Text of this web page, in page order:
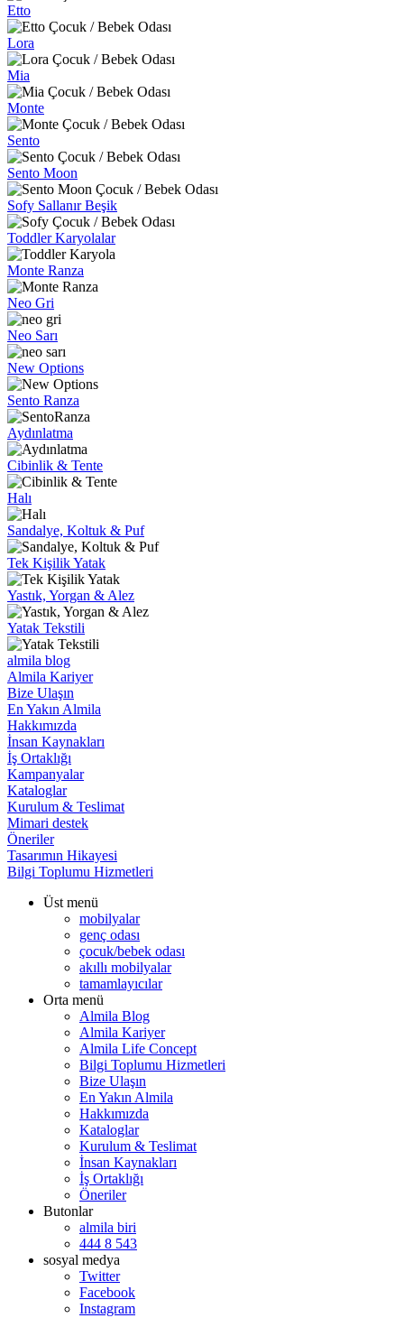
Etto
Lora
Mia
Monte
Sento
Sento Moon
Sofy Sallanır Beşik
Toddler Karyolalar
Monte Ranza
Neo Gri
Neo Sarı
New Options
Sento Ranza
Aydınlatma
Cibinlik & Tente
Halı
Sandalye, Koltuk & Puf
Tek Kişilik Yatak
Yastık, Yorgan & Alez
Yatak Tekstili
almila blog
Almila Kariyer
Bize Ulaşın
En Yakın Almila
Hakkımızda
İnsan Kaynakları
İş Ortaklığı
Kampanyalar
Kataloglar
Kurulum & Teslimat
Mimari destek
Öneriler
Tasarımın Hikayesi
Bilgi Toplumu Hizmetleri
Üst menü
mobilyalar
genç odası
çocuk/bebek odası
akıllı mobilyalar
tamamlayıcılar
Orta menü
Almila Blog
Almila Kariyer
Almila Life Concept
Bilgi Toplumu Hizmetleri
Bize Ulaşın
En Yakın Almila
Hakkımızda
Kataloglar
Kurulum & Teslimat
İnsan Kaynakları
İş Ortaklığı
Öneriler
Butonlar
almila biri
444 8 543
sosyal medya
Twitter
Facebook
Instagram